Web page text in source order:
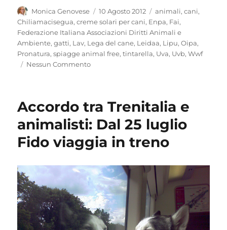
Autore
Monica Genovese
Pubblicato
il
10 Agosto 2012 Tag
animali,cani,
Chiliamacisegua,creme solari per cani, Enpa, Fai,
Federazione Italiana Associazioni Diritti Animali e
Ambiente,gatti, Lav, Lega del cane, Leidaa, Lipu,Oipa,
Pronatura,spiagge animal free,tintarella, Uva, Uvb,Wwf
Nessun Commento
Accordo tra Trenitalia e
animalisti: Dal 25 luglio
Fido viaggia in treno